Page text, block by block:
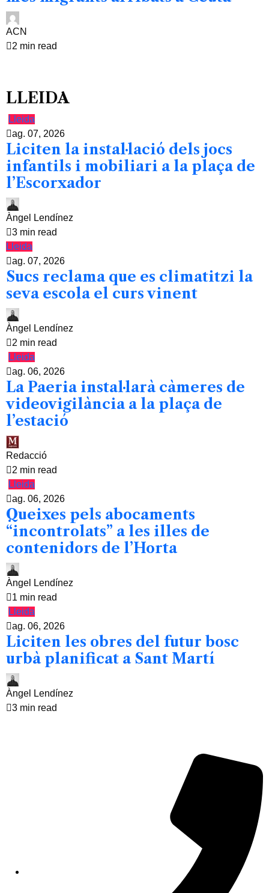
ACN
2 min read
LLEIDA
Lleida
ag. 07, 2026
Liciten la instal·lació dels jocs
infantils i mobiliari a la plaça de
l’Escorxador
Àngel Lendínez
3 min read
Lleida
ag. 07, 2026
Sucs reclama que es climatitzi la
seva escola el curs vinent
Àngel Lendínez
2 min read
Lleida
ag. 06, 2026
La Paeria instal·larà càmeres de
videovigilància a la plaça de
l’estació
Redacció
2 min read
Lleida
ag. 06, 2026
Queixes pels abocaments
“incontrolats” a les illes de
contenidors de l’Horta
Àngel Lendínez
1 min read
Lleida
ag. 06, 2026
Liciten les obres del futur bosc
urbà planificat a Sant Martí
Àngel Lendínez
3 min read